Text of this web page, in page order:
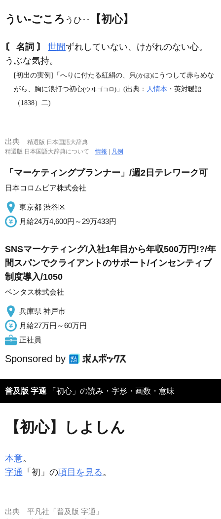
うい‐ごころ うひ‥ 【初心】
〘 名詞 〙 世間ずれしていない、けがれのない心。
うぶな気持。
[初出の実例]「へりに付たる紅絹の、㒵(かほ)にうつして赤らめな
がら、胸に浪打つ初心(ウヰゴコロ) 」(出典： 人情本 ・英対暖語
（1838）二)
出典
精選版 日本国語大辞典
精選版 日本国語大辞典について情報 | 凡例
「マーケティングプランナー」/週2日テレワーク可
日本コロムビア株式会社
東京都 渋谷区
月給24万4,600円～29万433円
SNSマーケティング/入社1年目から年収500万円!?/年
間スパンでクライアントのサポート/インセンティブ
制度導入/1050
ベンタス株式会社
兵庫県 神戸市
月給27万円～60万円
正社員
Sponsored by
普及版 字通 「初心」の読み・字形・画数・意味
【初心】しよしん
本意。
字通 「初」の項目を見る。
出典 平凡社「普及版 字通」